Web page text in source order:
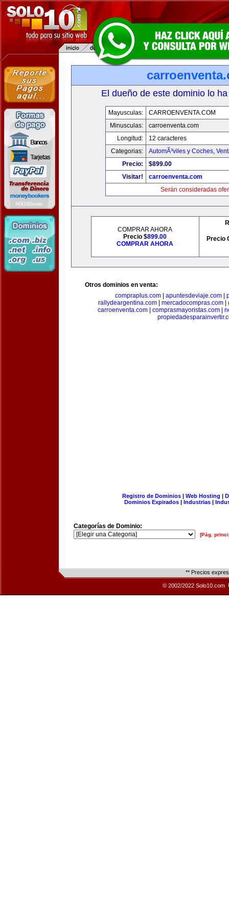
El dueño de este dominio lo
Mayusculas:
CARROENVENTA.COM
Minusculas:
carroenventa.com
Longitud:
12 caracteres
Categorias:
AutomÃ³viles y Coches,
Precio:
$899.00
Visitar!
carroenventa.com
Serán consideradas
COMPRAR AHORA
Precio $899.00
COMPRAR AHORA
Precio
Otros dominios en venta:
compraplus.com| apuntesdeviaje.com|
rallydeargentina.com
mercadocompras.com
carroenventa.com| comprasmayoristas.com|
Registro de Dominios| Web Hosting |
Dominios Expirados | Industrias |
Categorías de Dominio:
[Pág.
** Precios
© 2002/2022 Solo10.com